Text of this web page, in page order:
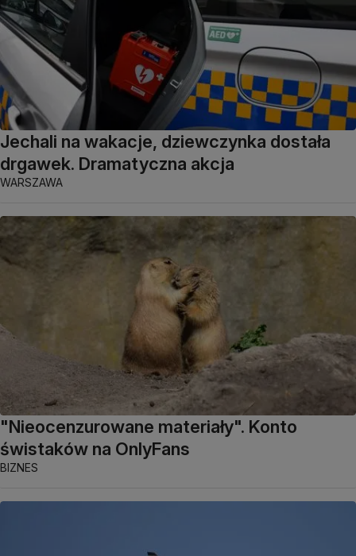
Jechali na wakacje, dziewczynka dostała
drgawek. Dramatyczna akcja
WARSZAWA
"Nieocenzurowane materiały". Konto
świstaków na OnlyFans
BIZNES